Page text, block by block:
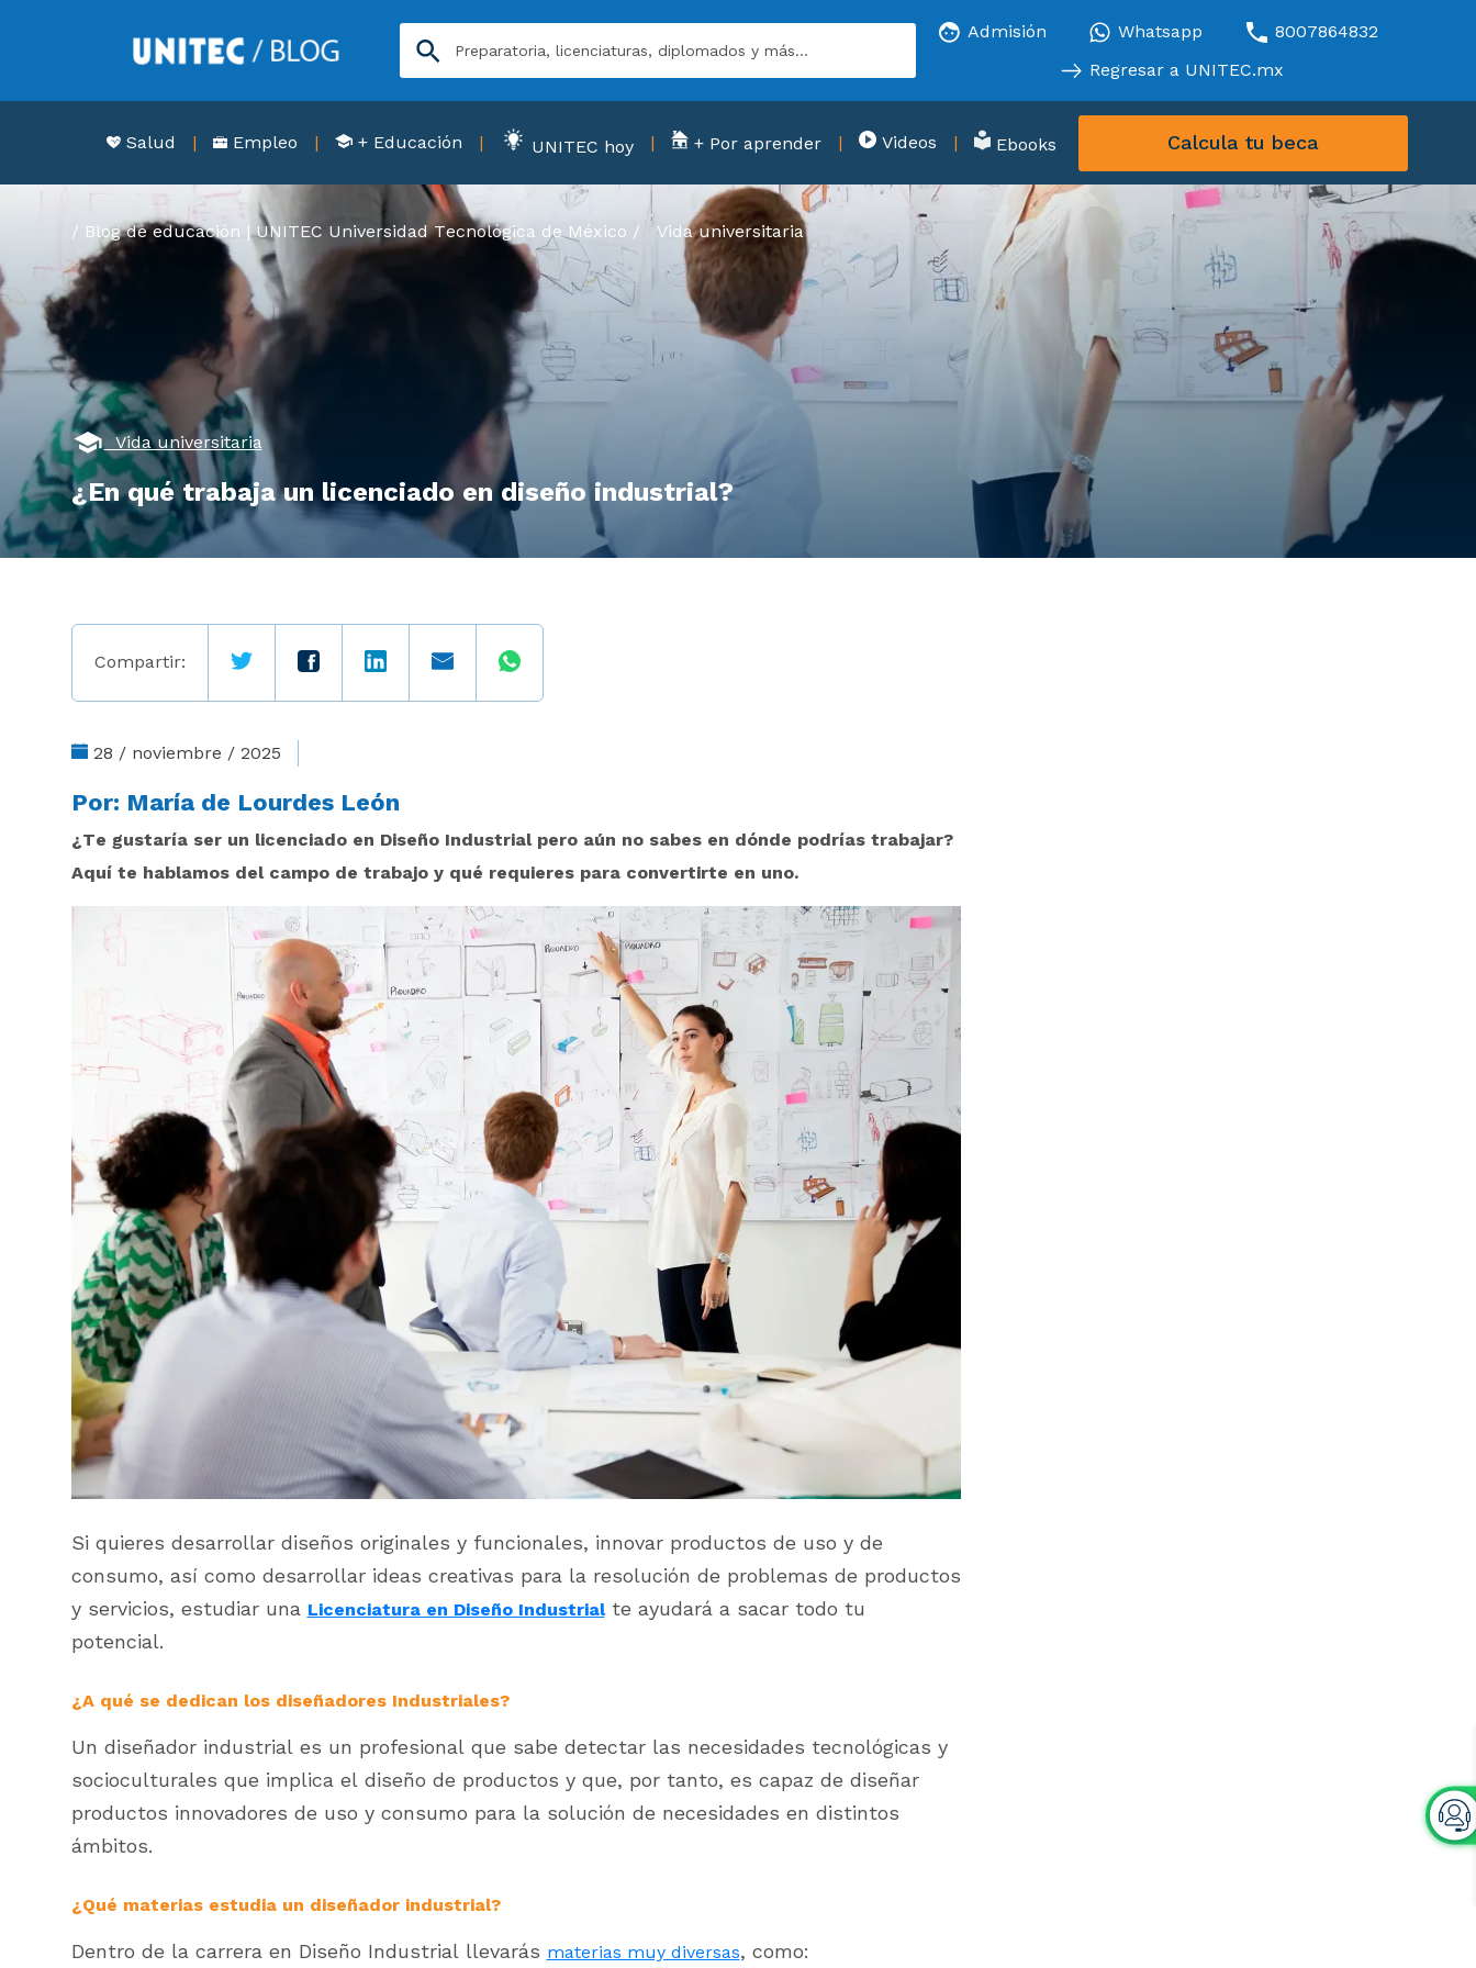
Admisión Whatsapp
8007864832
Regresar a UNITEC.mx
Salud Empleo + Educación UNITEC hoy + Por aprender Videos Ebooks Calcula tu beca
Blog de educación | UNITEC Universidad Tecnológica de México / Vida universitaria
Vida universitaria
¿En qué trabaja un licenciado en diseño industrial?
Compartir:
28 / noviembre / 2025
Por: María de Lourdes León
¿Te gustaría ser un licenciado en Diseño Industrial pero aún no sabes en dónde podrías trabajar?
Aquí te hablamos del campo de trabajo y qué requieres para convertirte en uno.
Si quieres desarrollar diseños originales y funcionales, innovar productos de uso y de
consumo, así como desarrollar ideas creativas para la resolución de problemas de productos
y servicios, estudiar una Licenciatura en Diseño Industrialte ayudará a sacar todo tu
potencial.
¿A qué se dedican los diseñadores Industriales?
Un diseñador industrial es un profesional que sabe detectar las necesidades tecnológicas y
socioculturales que implica el diseño de productos y que, por tanto, es capaz de diseñar
productos innovadores de uso y consumo para la solución de necesidades en distintos
ámbitos.
¿Qué materias estudia un diseñador industrial?
Dentro de la carrera en Diseño Industrial llevarás materias muy diversas, como: